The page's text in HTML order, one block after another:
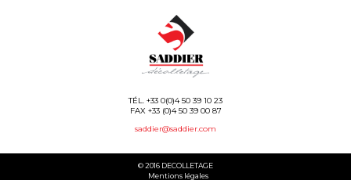
TÉL. +33 0(0)4 50 39 10 23
FAX +33 (0)4 50 39 00 87
saddier@saddier.com
© 2016 DECOLLETAGE
Mentions légales